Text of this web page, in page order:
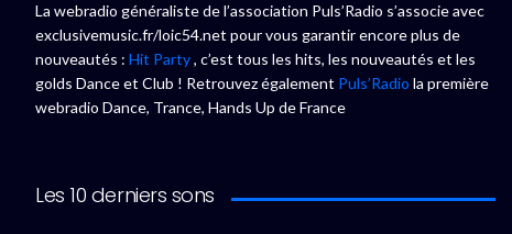
La webradio généraliste de l’association Puls’Radio s’associe avec
exclusivemusic.fr/loic54.net pour vous garantir encore plus de
nouveautés : Hit Party, c’est tous les hits, les nouveautés et les
golds Dance et Club ! Retrouvez également Puls’Radio la première
webradio Dance, Trance, Hands Up de France
Les 10 derniers sons